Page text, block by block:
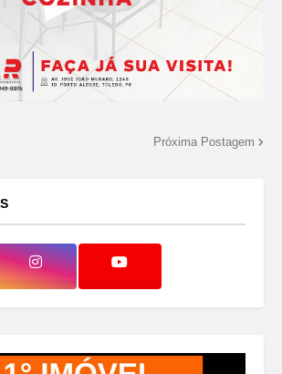
Próxima Postagem